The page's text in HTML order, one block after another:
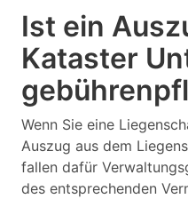
Ist ein
Kataster
Wenn Sie eine
Auszug aus dem
fallen dafür
des entsprechenden